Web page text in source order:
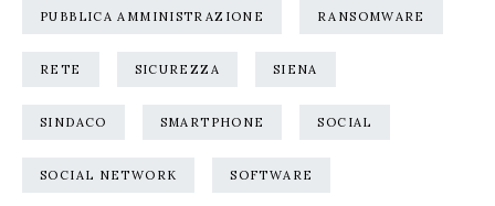
PUBBLICA AMMINISTRAZIONE RANSOMWARE
RETE SICUREZZA SIENA
SINDACO SMARTPHONE SOCIAL
SOCIAL NETWORK SOFTWARE